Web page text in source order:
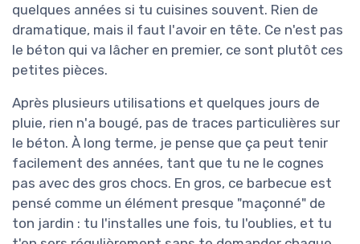
quelques années si tu cuisines souvent. Rien de
dramatique, mais il faut l'avoir en tête. Ce n'est pas
le béton qui va lâcher en premier, ce sont plutôt ces
petites pièces.
Après plusieurs utilisations et quelques jours de
pluie, rien n'a bougé, pas de traces particulières sur
le béton. À long terme, je pense que ça peut tenir
facilement des années, tant que tu ne le cognes
pas avec des gros chocs. En gros, ce barbecue est
pensé comme un élément presque "maçonné" de
ton jardin : tu l'installes une fois, tu l'oublies, et tu